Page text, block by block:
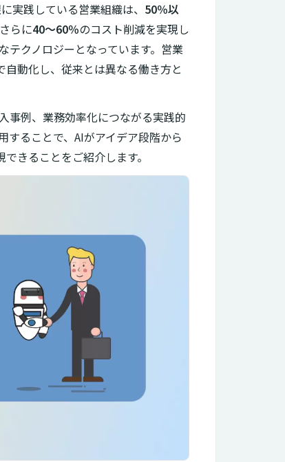
実践している営業組織は、 50％以
らに40～60％のコスト削減を実現し
テクノロジーとなっています。営業
動化し、従来とは異なる働き方と
事例、業務効率化につながる実践的
ることで、AIがアイデア段階から
きることをご紹介します。